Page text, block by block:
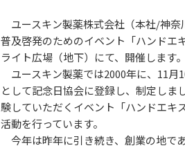
ユースキン製薬株式会社（本社/神奈
普及啓発のためのイベント「ハンドエ
ライト広場（地下）にて、開催します。
ユースキン製薬では2000年に、11月
として記念日協会に登録し、制定しま
験していただくイベント「ハンドエキ
活動を行っています。
今年は昨年に引き続き、創業の地で